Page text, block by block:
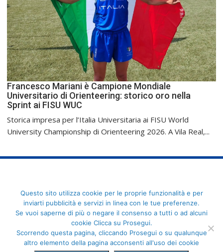
Francesco Mariani è Campione Mondiale
Universitario di Orienteering: storico oro nella
Sprint ai FISU WUC
Storica impresa per l’Italia Universitaria ai FISU World
University Championship di Orienteering 2026. A Vila Real,...
FederCUSI: Federazione Italiana dello Sport Universitario - Via
Angelo Brofferio, 7 - 00195 Roma - C.F. 80109270589
Questo sito utilizza cookie per le proprie funzionalità e per
inviarti pubblicità e servizi in linea con le tue preferenze.
Se vuoi saperne di più o negare il consenso a tutti o ad alcuni
cookie Clicca su Prosegui.
Scorrendo questa pagina, cliccando Prosegui o su qualunque
altro elemento della pagina acconsenti all'uso dei cookie